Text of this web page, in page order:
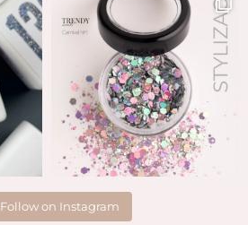
Follow on Instagram